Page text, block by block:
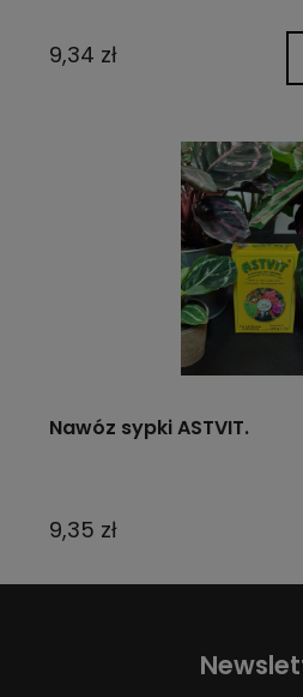
9,34 zł
Nawóz sypki ASTVIT.
9,35 zł